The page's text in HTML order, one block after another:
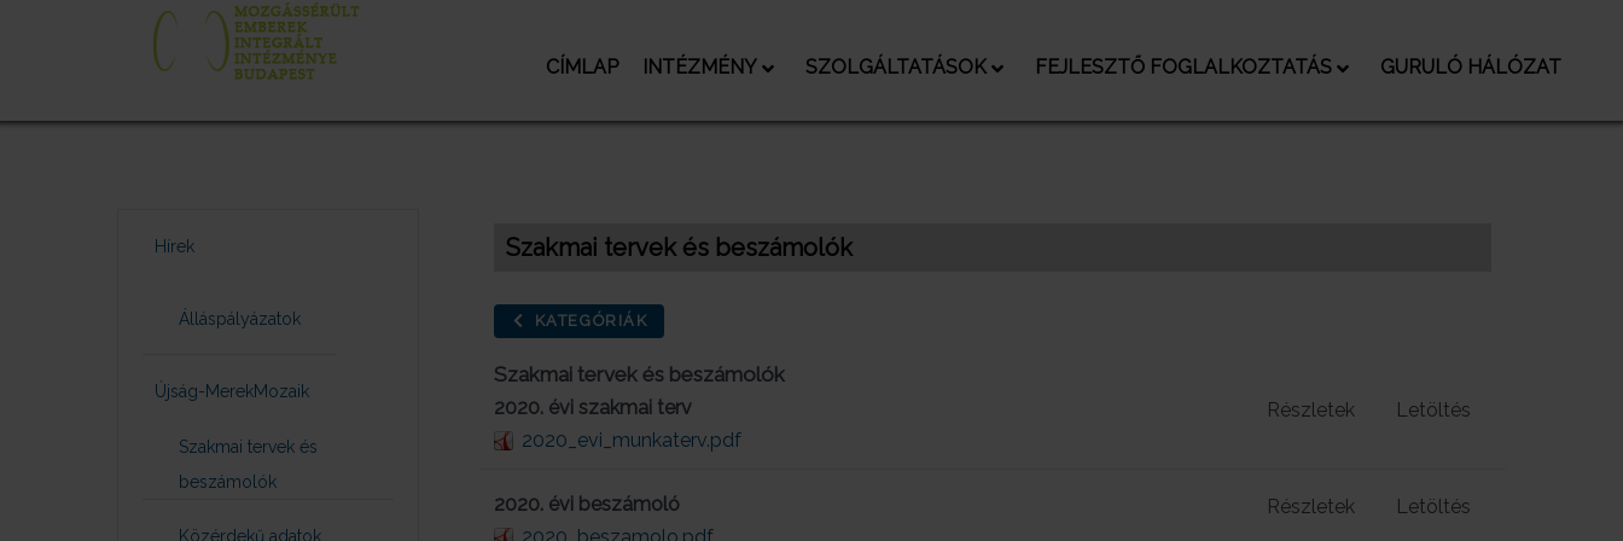
CÍMLAP INTÉZMÉNY SZOLGÁLTATÁSOK FEJLESZTŐ FOGLALKOZTATÁS GURULÓ HÁLÓZAT
Hírek
Álláspályázatok
Újság-MerekMozaik
Szakmai tervek és
beszámolók
Közérdekű adatok
Szakmai tervek és beszámolók
KATEGÓRIÁK
Szakmai tervek és beszámolók
2020. évi szakmai terv
2020_evi_munkaterv.pdf
Letöltés
Részletek
2020. évi beszámoló
Letöltés
Részletek